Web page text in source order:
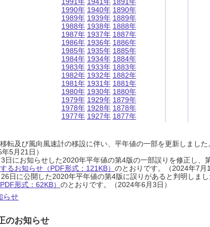
1990年
1989年
1988年
1987年
1986年
1985年
1984年
1983年
1982年
1981年
1980年
1979年
1978年
1977年
1940年
1939年
1938年
1937年
1936年
1935年
1934年
1933年
1932年
1931年
1930年
1929年
1928年
1927年
1890年
1889年
1888年
1887年
1886年
1885年
1884年
1883年
1882年
1881年
1880年
1879年
1878年
1877年
転及び風向風速計の移設に伴い、平年値の一部を更新しました
5月21日）
日にお知らせした2020年平年値の第4版の一部誤りを修正し
るお知らせ（PDF形式：121KB） のとおりです。（2024年7月
日に公開した2020年平年値の第4版に誤りがあると判明しま
形式：62KB） のとおりです。（2024年6月3日）
らせ
のお知らせ